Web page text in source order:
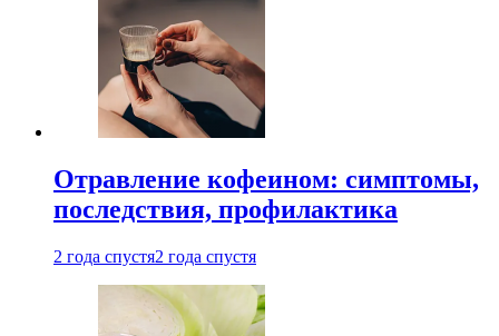
Отравление кофеином: симптомы,
последствия, профилактика
2 года спустя2 года спустя